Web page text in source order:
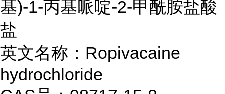
基)-1-丙基哌啶-2-甲酰胺盐酸
盐
英文名称：Ropivacaine
hydrochloride